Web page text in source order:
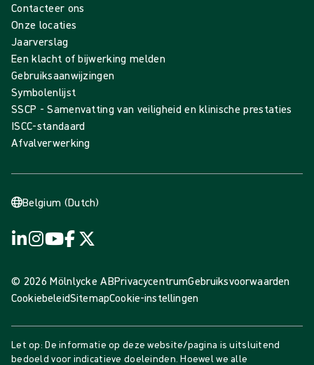
Contacteer ons
Onze locaties
Jaarverslag
Een klacht of bijwerking melden
Gebruiksaanwijzingen
Symbolenlijst
SSCP - Samenvatting van veiligheid en klinische prestaties
ISCC-standaard
Afvalverwerking
Belgium (Dutch)
© 2026 Mölnlycke ABPrivacycentrumGebruiksvoorwaarden
CookiebeleidSitemapCookie-instellingen
Let op: De informatie op deze website/pagina is uitsluitend
bedoeld voor indicatieve doeleinden. Hoewel we alle